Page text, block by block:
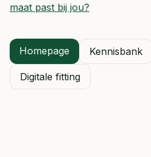
maat past bij jou?
Homepage Kennisbank
Digitale fitting